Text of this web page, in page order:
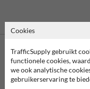
Cookies
TrafficSupply gebruikt
functionele cookies,
we ook analytische
gebruikerservaring te